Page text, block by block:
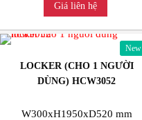
Giá liên hệ
New
LOCKER (CHO 1 NGƯỜI
DÙNG) HCW3052
W300xH1950xD520 mm